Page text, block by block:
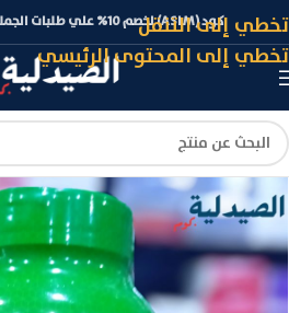
تخطي إلى التنقل
تخطي إلى المحتوى الرئيسي
كود (ASLM) لخصم 10% علي طلبات الجملة الأعلي من 7000 جنيه